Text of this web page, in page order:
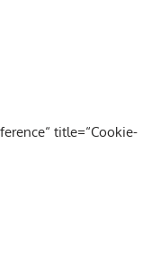
title=“Cookie-